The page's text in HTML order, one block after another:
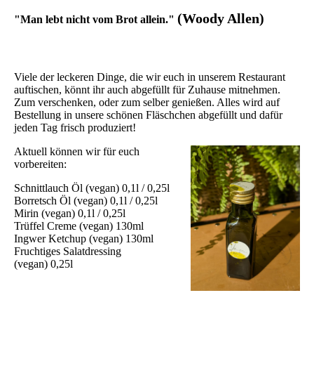
"Man lebt nicht vom Brot allein." (Woody Allen)
Viele der leckeren Dinge, die wir euch in unserem Restaurant
auftischen, könnt ihr auch abgefüllt für Zuhause mitnehmen.
Zum verschenken, oder zum selber genießen. Alles wird auf
Bestellung in unsere schönen Fläschchen abgefüllt und dafür
jeden Tag frisch produziert!
Aktuell können wir für euch
vorbereiten:
Schnittlauch Öl (vegan) 0,1l / 0,25l
Borretsch Öl (vegan) 0,1l / 0,25l
Mirin (vegan) 0,1l / 0,25l
Trüffel Creme (vegan) 130ml
Ingwer Ketchup (vegan) 130ml
Fruchtiges Salatdressing
(vegan) 0,25l